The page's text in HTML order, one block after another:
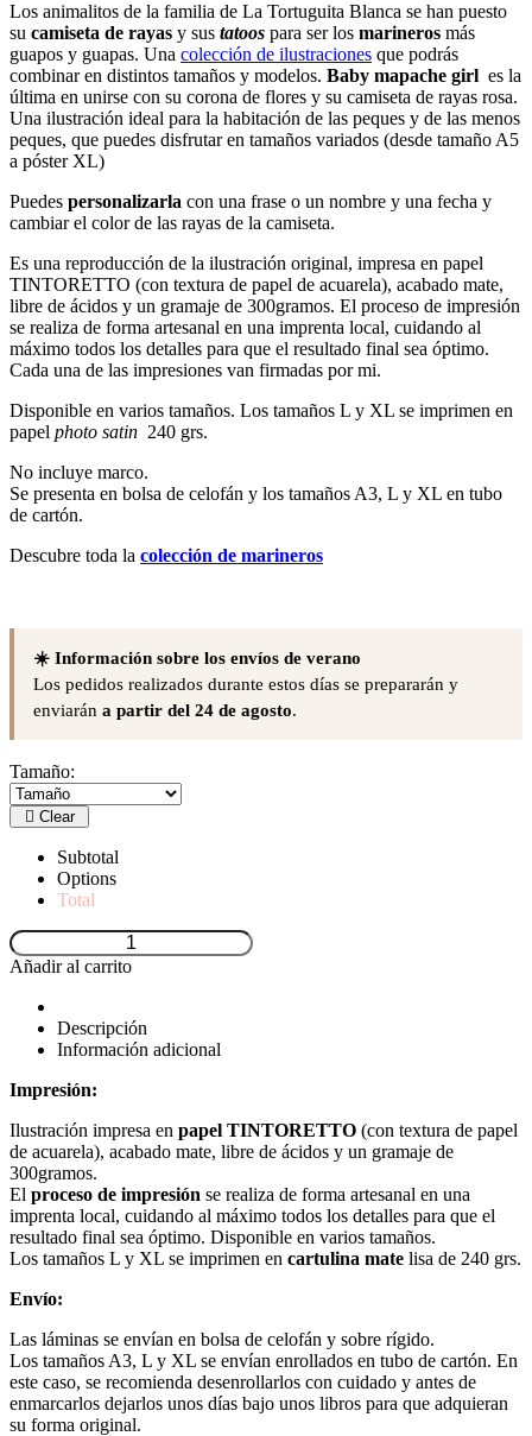
Los animalitos de la familia de La Tortuguita Blanca se han puesto
su camiseta de rayas y sus tatoos para ser los marineros más
guapos y guapas. Una colección de ilustraciones que podrás
combinar en distintos tamaños y modelos. Baby mapache girl es la
última en unirse con su corona de flores y su camiseta de rayas rosa.
Una ilustración ideal para la habitación de las peques y de las menos
peques, que puedes disfrutar en tamaños variados (desde tamaño A5
a póster XL)
Puedes personalizarla con una frase o un nombre y una fecha y
cambiar el color de las rayas de la camiseta.
Es una reproducción de la ilustración original, impresa en papel
TINTORETTO (con textura de papel de acuarela), acabado mate,
libre de ácidos y un gramaje de 300gramos. El proceso de impresión
se realiza de forma artesanal en una imprenta local, cuidando al
máximo todos los detalles para que el resultado final sea óptimo.
Cada una de las impresiones van firmadas por mi.
Disponible en varios tamaños. Los tamaños L y XL se imprimen en
papel photo satin 240 grs.
No incluye marco.
Se presenta en bolsa de celofán y los tamaños A3, L y XL en tubo
de cartón.
Descubre toda la colección de marineros
☀️ Información sobre los envíos de verano
Los pedidos realizados durante estos días se prepararán y
enviarán a partir del 24 de agosto.
Tamaño:
Clear
Subtotal
Options
Total
Añadir al carrito
Descripción
Información adicional
Impresión:
Ilustración impresa en papel TINTORETTO (con textura de papel
de acuarela), acabado mate, libre de ácidos y un gramaje de
300gramos.
El proceso de impresión se realiza de forma artesanal en una
imprenta local, cuidando al máximo todos los detalles para que el
resultado final sea óptimo. Disponible en varios tamaños.
Los tamaños L y XL se imprimen en cartulina mate lisa de 240 grs.
Envío:
Las láminas se envían en bolsa de celofán y sobre rígido.
Los tamaños A3, L y XL se envían enrollados en tubo de cartón. En
este caso, se recomienda desenrollarlos con cuidado y antes de
enmarcarlos dejarlos unos días bajo unos libros para que adquieran
su forma original.